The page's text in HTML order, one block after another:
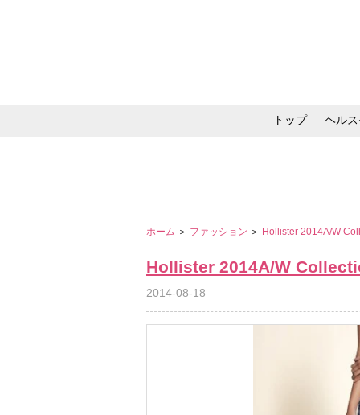
トップ ヘル
ホーム ＞ ファッション ＞ Hollister 2014A/W
Hollister 2014A/W
2014-08-18